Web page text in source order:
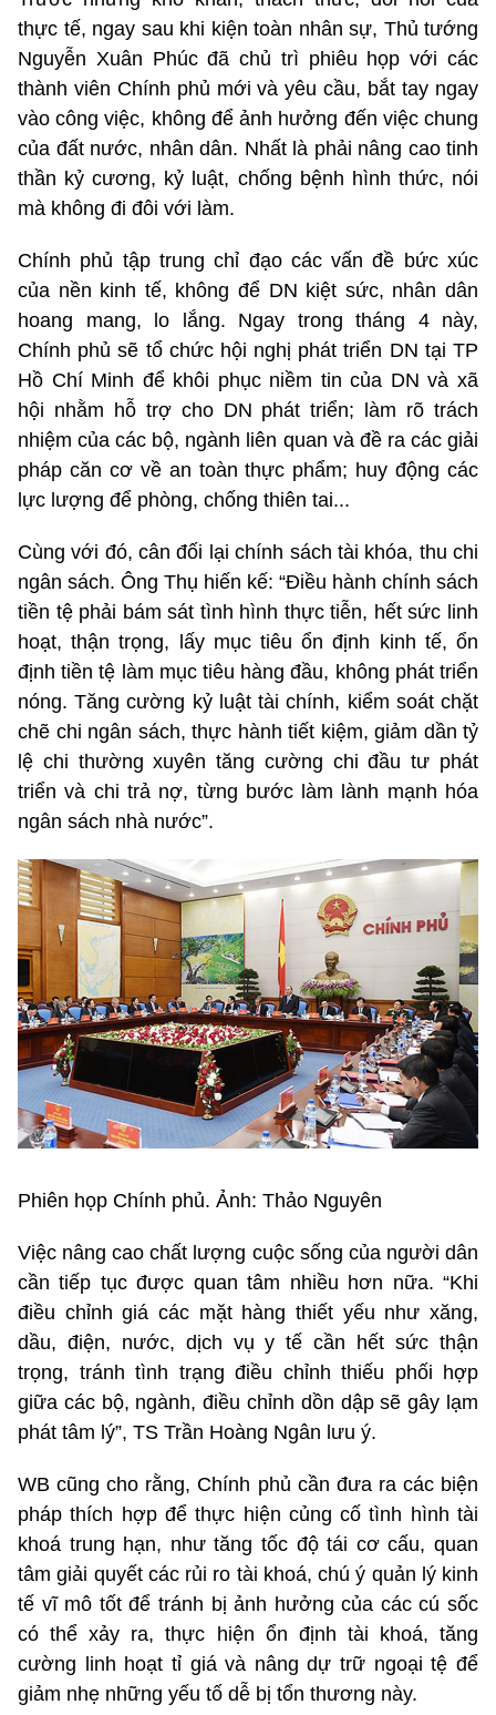
thực tế, ngay sau khi kiện toàn nhân sự, Thủ tướng
Nguyễn Xuân Phúc đã chủ trì phiêu họp với các
thành viên Chính phủ mới và yêu cầu, bắt tay ngay
vào công việc, không để ảnh hưởng đến việc chung
của đất nước, nhân dân. Nhất là phải nâng cao tinh
thần kỷ cương, kỷ luật, chống bệnh hình thức, nói
mà không đi đôi với làm.
Chính phủ tập trung chỉ đạo các vấn đề bức xúc
của nền kinh tế, không để DN kiệt sức, nhân dân
hoang mang, lo lắng. Ngay trong tháng 4 này,
Chính phủ sẽ tổ chức hội nghị phát triển DN tại TP
Hồ Chí Minh để khôi phục niềm tin của DN và xã
hội nhằm hỗ trợ cho DN phát triển; làm rõ trách
nhiệm của các bộ, ngành liên quan và đề ra các giải
pháp căn cơ về an toàn thực phẩm; huy động các
lực lượng để phòng, chống thiên tai...
Cùng với đó, cân đối lại chính sách tài khóa, thu chi
ngân sách. Ông Thụ hiến kế: “Điều hành chính sách
tiền tệ phải bám sát tình hình thực tiễn, hết sức linh
hoạt, thận trọng, lấy mục tiêu ổn định kinh tế, ổn
định tiền tệ làm mục tiêu hàng đầu, không phát triển
nóng. Tăng cường kỷ luật tài chính, kiểm soát chặt
chẽ chi ngân sách, thực hành tiết kiệm, giảm dần tỷ
lệ chi thường xuyên tăng cường chi đầu tư phát
triển và chi trả nợ, từng bước làm lành mạnh hóa
ngân sách nhà nước”.
Phiên họp Chính phủ. Ảnh: Thảo Nguyên
Việc nâng cao chất lượng cuộc sống của người dân
cần tiếp tục được quan tâm nhiều hơn nữa. “Khi
điều chỉnh giá các mặt hàng thiết yếu như xăng,
dầu, điện, nước, dịch vụ y tế cần hết sức thận
trọng, tránh tình trạng điều chỉnh thiếu phối hợp
giữa các bộ, ngành, điều chỉnh dồn dập sẽ gây lạm
phát tâm lý”, TS Trần Hoàng Ngân lưu ý.
WB cũng cho rằng, Chính phủ cần đưa ra các biện
pháp thích hợp để thực hiện củng cố tình hình tài
khoá trung hạn, như tăng tốc độ tái cơ cấu, quan
tâm giải quyết các rủi ro tài khoá, chú ý quản lý kinh
tế vĩ mô tốt để tránh bị ảnh hưởng của các cú sốc
có thể xảy ra, thực hiện ổn định tài khoá, tăng
cường linh hoạt tỉ giá và nâng dự trữ ngoại tệ để
giảm nhẹ những yếu tố dễ bị tổn thương này.